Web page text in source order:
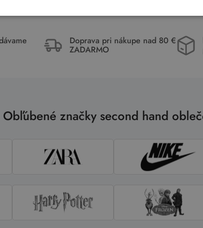
Doprava pri nákupe nad 80 €
ZADARMO
Obľúbené značky second hand